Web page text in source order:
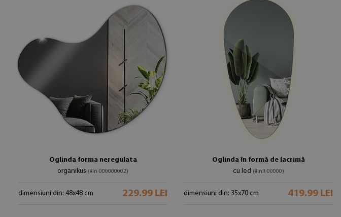
Oglinda forma neregulata
organikus (#ln-000000002)
dimensiuni din: 48x48 cm 229.99 LEI
Oglinda în formă de lacrimă
cu led (#lnll-00000)
dimensiuni din: 35x70 cm 419.99 LEI